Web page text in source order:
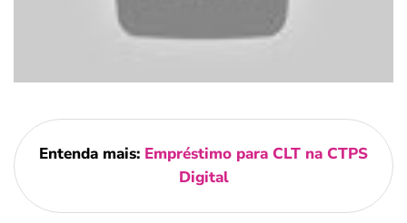
Entenda mais: Empréstimo para CLT na CTPS
Digital